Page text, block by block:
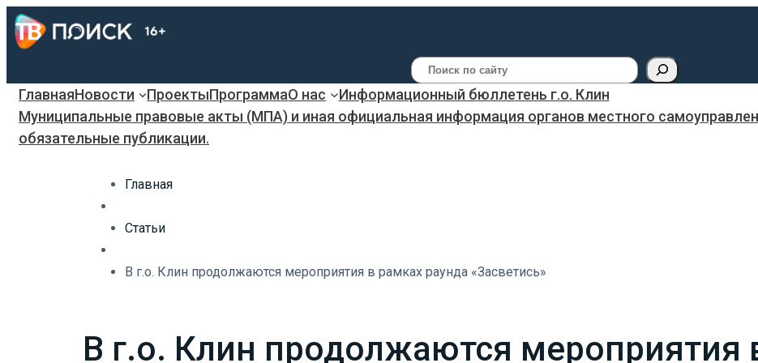
Поиск
ГлавнаяНовости ПроектыПрограммаО нас
Информационный бюллетень г.о. Клин
Муниципальные правовые акты (МПА) и иная официальная информация органов местного
обязательные публикации.
Главная
Статьи
В г.о. Клин продолжаются мероприятия в рамках раунда «Засветись»
В г.о. Клин продолжаются мероприятия